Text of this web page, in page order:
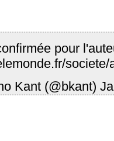
pour
lemonde.fr/
Kant (@bkant)